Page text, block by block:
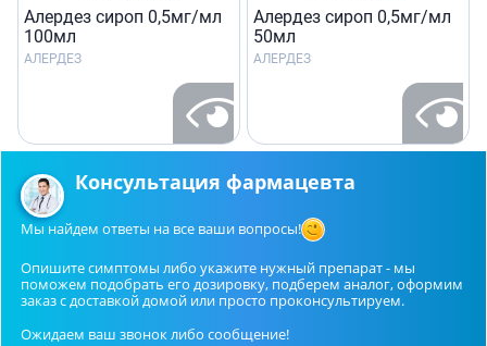
Алердез сироп 0,5мг/мл
100мл
АЛЕРДЕЗ
Алердез сироп 0,5мг/мл
50мл
АЛЕРДЕЗ
Консультация фармацевта
Мы найдем ответы на все ваши вопросы!
Опишите симптомы либо укажите нужный препарат - мы
поможем подобрать его дозировку, подберем аналог, оформим
заказ с доставкой домой или просто проконсультируем.
Ожидаем ваш звонок либо сообщение!